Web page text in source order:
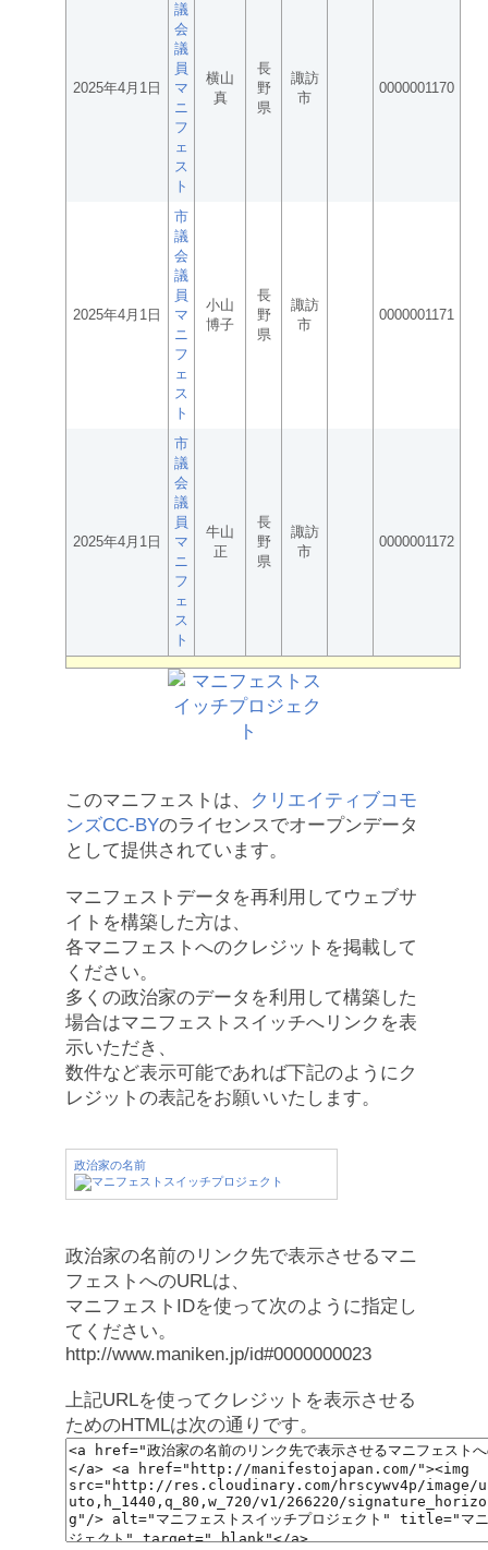
2025年4月1日
議
会
議
員
マ
ニ
フ
ェ
ス
ト
横山
真
長
野
県
諏訪
市
0000001170
2025年4月1日
市
議
会
議
員
マ
ニ
フ
ェ
ス
ト
小山
博子
長
野
県
諏訪
市
0000001171
2025年4月1日
市
議
会
議
員
マ
ニ
フ
ェ
ス
ト
牛山
正
長
野
県
諏訪
市
0000001172
このマニフェストは、
クリエイティブコモ
ンズCC-BYのライセンスでオープンデータ
として提供されています。
マニフェストデータを再利用してウェブサ
イトを構築した方は、
各マニフェストへのクレジットを掲載して
ください。
多くの政治家のデータを利用して構築した
場合はマニフェストスイッチへリンクを表
示いただき、
数件など表示可能であれば下記のようにク
レジットの表記をお願いいたします。
政治家の名前
政治家の名前のリンク先で表示させるマニ
フェストへのURLは、
マニフェストIDを使って次のように指定し
てください。
http://www.maniken.jp/id#0000000023
上記URLを使ってクレジットを表示させる
ためのHTMLは次の通りです。